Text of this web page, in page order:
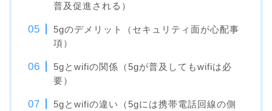
普及促進される）
5gのデメリット（セキュリティ面が心配事
項）
5gとwifiの関係（5gが普及してもwifiは必
要）
5gとwifiの違い（5gには携帯電話回線の側